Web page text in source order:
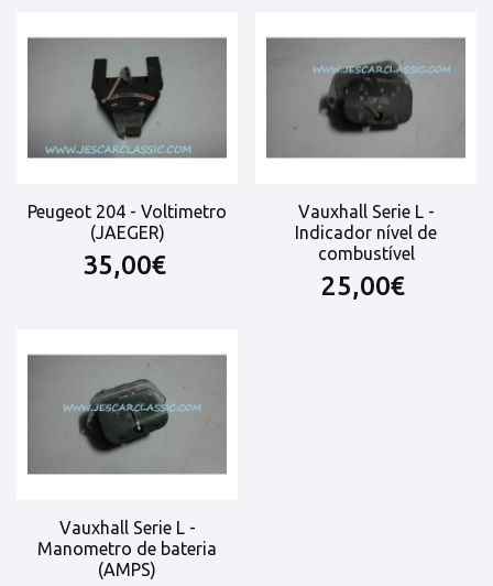
Peugeot 204 - Voltimetro
(JAEGER)
35,00€
Vauxhall Serie L -
Indicador nível de
combustível
25,00€
Vauxhall Serie L -
Manometro de bateria
(AMPS)